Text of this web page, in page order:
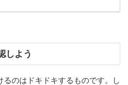
しよう
るのはドキドキするものです。し